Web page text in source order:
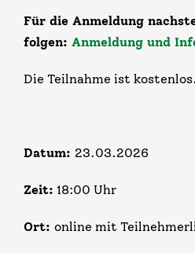
Für die Anmeldung
folgen: Anmeldung und
Die Teilnahme ist kostenlos.
Datum: 23.03.2026
Zeit: 18:00 Uhr
Ort: online mit